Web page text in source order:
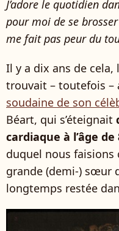
J’adore le quotidien
pour moi de se
me fait pas peur du
Il y a dix ans de cela,
trouvait – toutefois –
soudaine de son
Béart, qui s’éteignait
cardiaque à l’âge de
duquel nous faisions
grande (demi-) sœur
longtemps restée